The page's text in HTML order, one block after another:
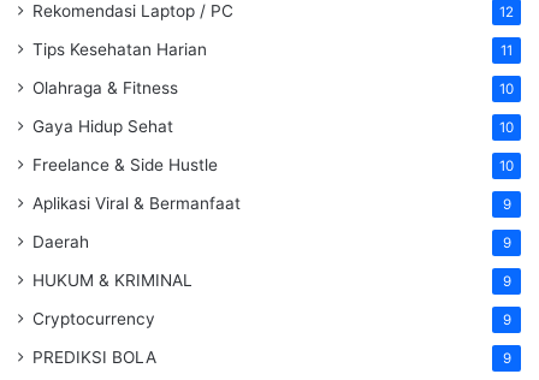
Rekomendasi Laptop / PC 12
Tips Kesehatan Harian 11
Olahraga & Fitness 10
Gaya Hidup Sehat 10
Freelance & Side Hustle 10
Aplikasi Viral & Bermanfaat 9
Daerah 9
HUKUM & KRIMINAL 9
Cryptocurrency 9
PREDIKSI BOLA 9